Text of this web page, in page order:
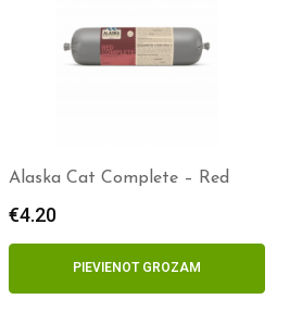
Alaska Cat Complete – Red
€4.20
PIEVIENOT GROZAM